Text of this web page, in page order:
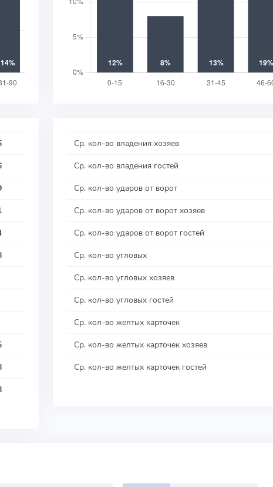
Ср. кол-во владения хозяев
Ср. кол-во владения гостей
Ср. кол-во ударов от ворот
Ср. кол-во ударов от ворот хозяев
Ср. кол-во ударов от ворот гостей
Ср. кол-во угловых
Ср. кол-во угловых хозяев
Ср. кол-во угловых гостей
Ср. кол-во желтых карточек
Ср. кол-во желтых карточек хозяев
Ср. кол-во желтых карточек гостей